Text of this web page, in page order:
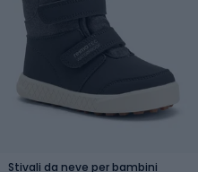
Stivali da neve per bambini